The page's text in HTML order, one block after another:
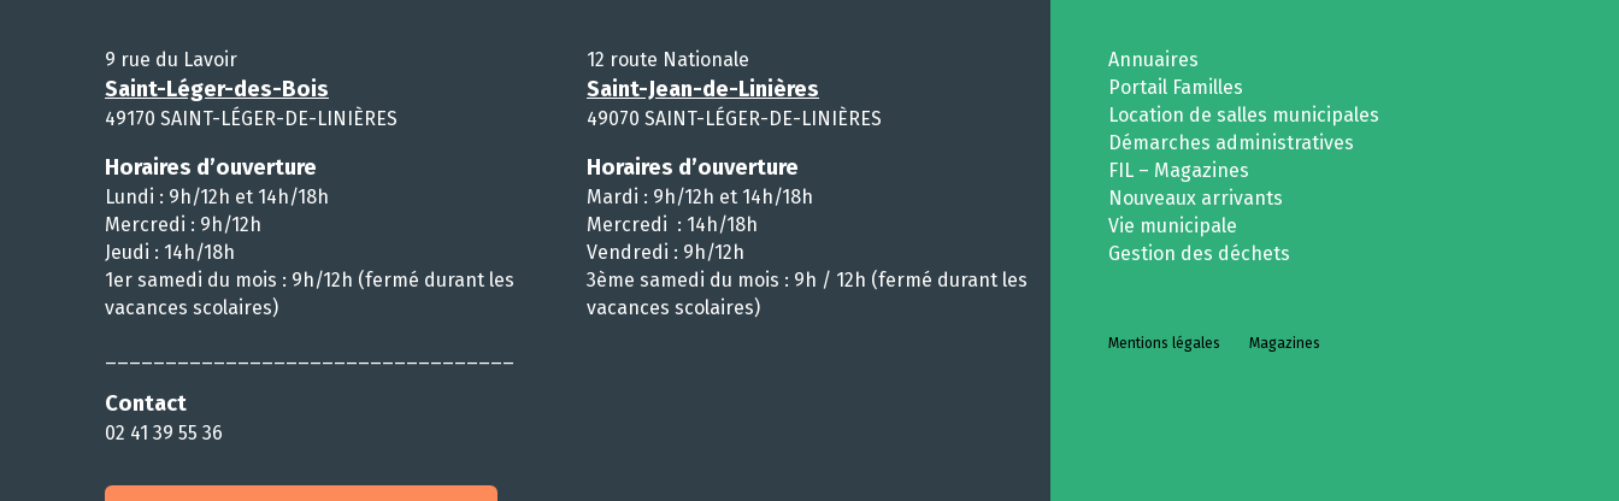
9 rue du Lavoir
Saint-Léger-des-Bois
49170 SAINT-LÉGER-DE-LINIÈRES
Horaires d’ouverture
Lundi : 9h/12h et 14h/18h
Mercredi : 9h/12h
Jeudi : 14h/18h
1er samedi du mois : 9h/12h (fermé durant les
vacances scolaires)
Contact
02 41 39 55 36
12 route Nationale
Saint-Jean-de-Linières
49070 SAINT-LÉGER-DE-LINIÈRES
Horaires d’ouverture
Mardi : 9h/12h et 14h/18h
Mercredi : 14h/18h
Vendredi : 9h/12h
3ème samedi du mois : 9h / 12h (fermé durant les
vacances scolaires)
Annuaires
Portail Familles
Location de salles municipales
Démarches administratives
FIL – Magazines
Nouveaux arrivants
Vie municipale
Gestion des déchets
Mentions légales Magazines